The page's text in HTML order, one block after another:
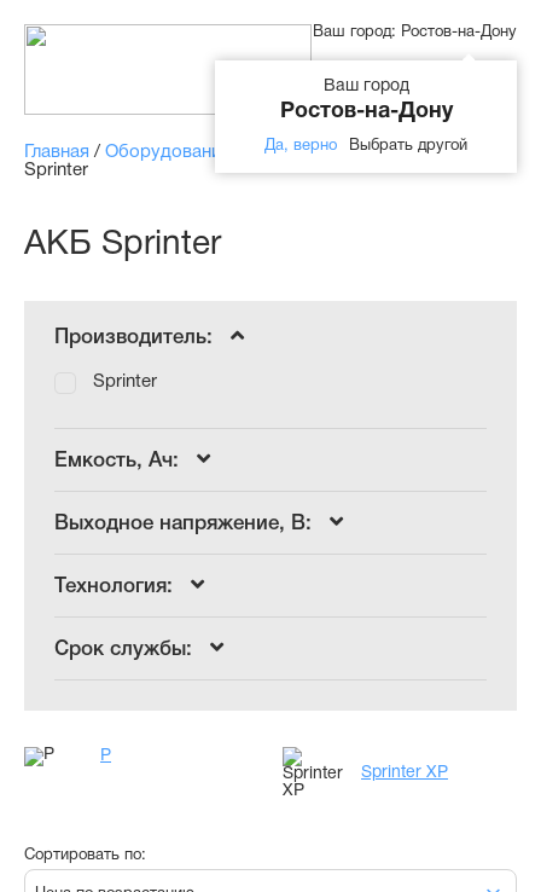
Ваш город: Ростов-на-Дону
Ваш город
Ростов-на-Дону
Да, верно Выбрать другой
Главная / Оборудование Аккумуляторные батареи/
Sprinter
АКБ Sprinter
Производитель:
Sprinter
Емкость, Ач:
Выходное напряжение, В:
Технология:
Срок службы:
P
Sprinter XP
Сортировать по: